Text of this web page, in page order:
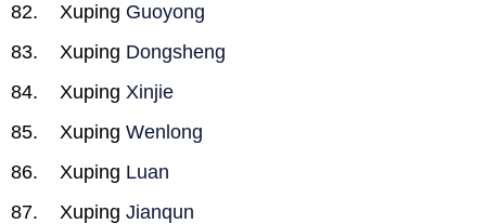
Xuping Guoyong
Xuping Dongsheng
Xuping Xinjie
Xuping Wenlong
Xuping Luan
Xuping Jianqun